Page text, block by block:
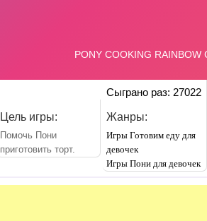
Сыграно раз: 27022
Цель игры:
Помочь Пони
приготовить торт.
Жанры:
Игры Готовим еду для
девочек
Игры Пони для девочек